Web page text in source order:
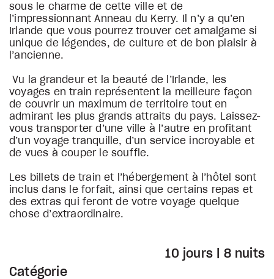
sous le charme de cette ville et de
l’impressionnant Anneau du Kerry. Il n’y a qu’en
Irlande que vous pourrez trouver cet amalgame si
unique de légendes, de culture et de bon plaisir à
l’ancienne.
Vu la grandeur et la beauté de l’Irlande, les
voyages en train représentent la meilleure façon
de couvrir un maximum de territoire tout en
admirant les plus grands attraits du pays. Laissez-
vous transporter d’une ville à l’autre en profitant
d’un voyage tranquille, d’un service incroyable et
de vues à couper le souffle.
Les billets de train et l’hébergement à l’hôtel sont
inclus dans le forfait, ainsi que certains repas et
des extras qui feront de votre voyage quelque
chose d’extraordinaire.
10 jours | 8 nuits
Catégorie